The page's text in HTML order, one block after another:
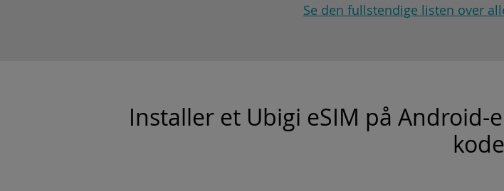
Se den fullstendige listen over
Installer et Ubigi eSIM på Android-
kode